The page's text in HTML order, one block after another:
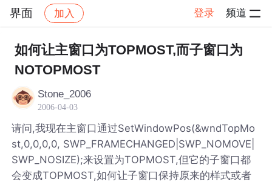
界面 加入 登录 频道
社区 界面 帖子详情
如何让主窗口为TOPMOST,而子窗口为
NOTOPMOST
Stone_2006
2006-04-03
请问,我现在主窗口通过SetWindowPos(&wndTopMo
st,0,0,0,0, SWP_FRAMECHANGED|SWP_NOMOVE|
SWP_NOSIZE);来设置为TOPMOST,但它的子窗口都
会变成TOPMOST,如何让子窗口保持原来的样式或者